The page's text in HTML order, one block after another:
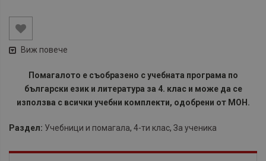
Виж повече
Помагалото е съобразено с учебната програма по
български език и литература за 4. клас и може да се
използва с всички учебни комплекти, одобрени от МОН.
Раздел: Учебници и помагала, 4-ти клас, За ученика